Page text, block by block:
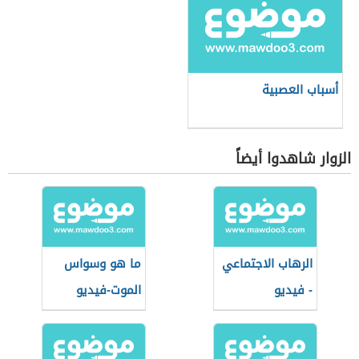
أسباب العصبية
الزوار شاهدوا أيضاً
الرهاب الاجتماعي
- فيديو
ما هو وسواس
الموت-فيديو